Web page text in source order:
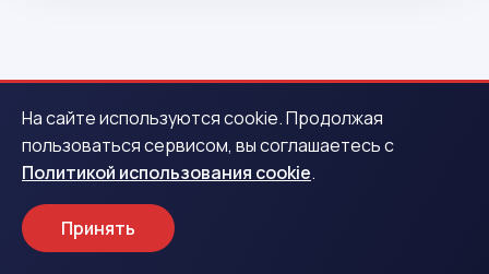
ВСЕГО 3 ДЕЙСТВИЯ
Как получить деньги в
Октябрьске
На сайте используются cookie. Продолжая
пользоваться сервисом, вы соглашаетесь с
Политикой использования cookie.
Принять